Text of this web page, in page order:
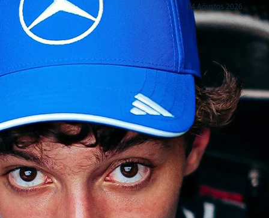
04 Ağustos 2026
Copyright © 2026 - All right reserved by RaceResult